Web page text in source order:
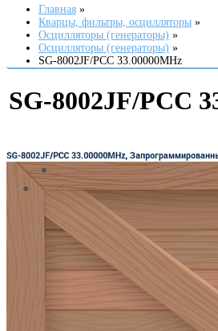
Главная
Кварцы, фильтры, осцилляторы
Осцилляторы (генераторы)
Осцилляторы (генераторы)
SG-8002JF/PCC 33.00000MHz
SG-8002JF/PCC